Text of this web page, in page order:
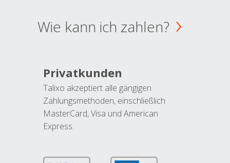
Wie kann ich zahlen?
Privatkunden
Talixo akzeptiert alle gängigen
Zahlungsmethoden, einschließlich
MasterCard, Visa und American
Express.